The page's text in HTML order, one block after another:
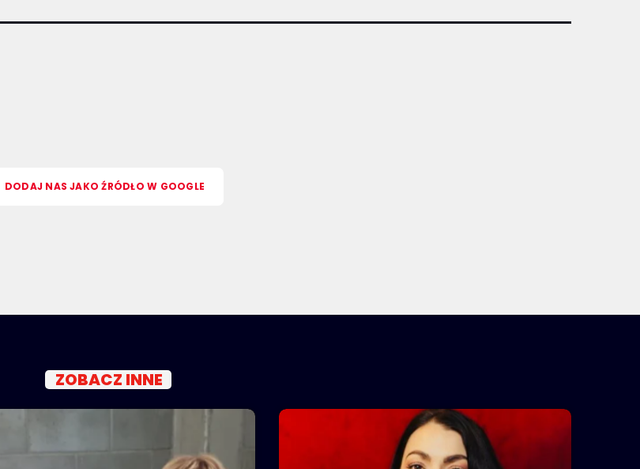
DODAJ NAS JAKO ŹRÓDŁO W GOOGLE
ZOBACZ INNE